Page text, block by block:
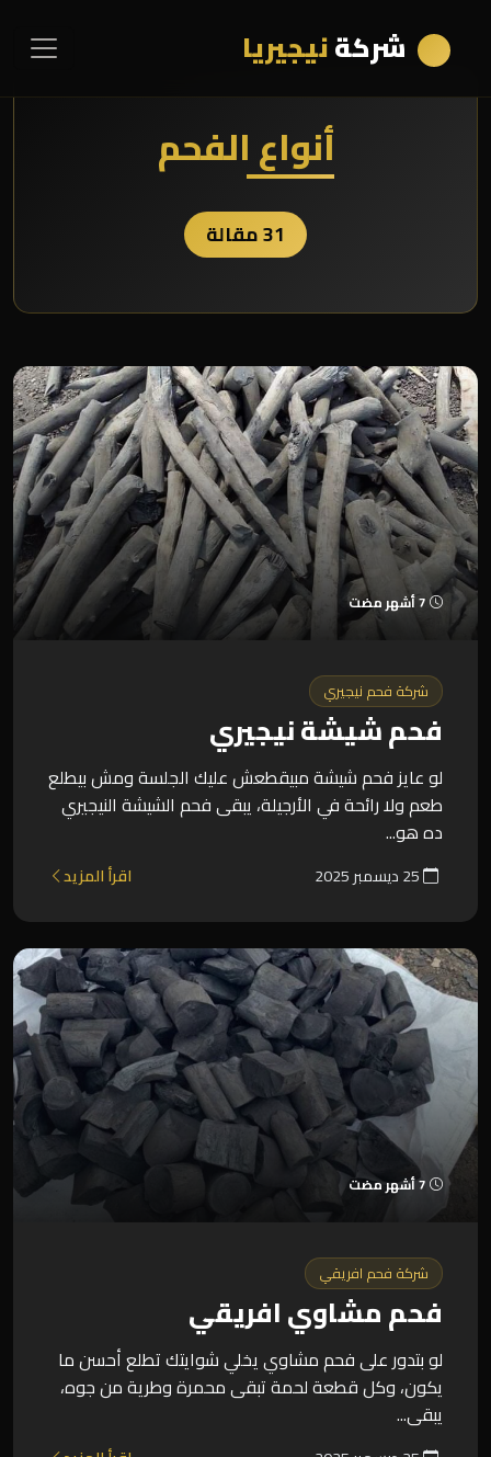
شركةنيجيريا
أنواع الفحم
31 مقالة
7 أشهر مضت
شركة فحم نيجيري
فحم شيشة نيجيري
لو عايز فحم شيشة مبيقطعش عليك الجلسة ومش بيطلع
طعم ولا رائحة في الأرجيلة، يبقى فحم الشيشة النيجيري
ده هو...
اقرأ المزيد
7 أشهر مضت
شركة فحم افريقي
فحم مشاوي افريقي
لو بتدور على فحم مشاوي يخلي شوايتك تطلع أحسن ما
يكون، وكل قطعة لحمة تبقى محمرة وطرية من جوه،
يبقى...